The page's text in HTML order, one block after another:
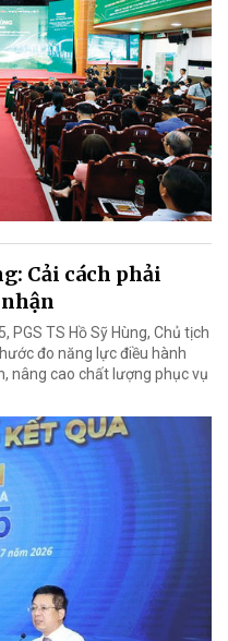
Cải cách phải
PGS TS Hồ Sỹ Hùng, Chủ tịch
đo năng lực điều hành
nâng cao chất lượng phục vụ